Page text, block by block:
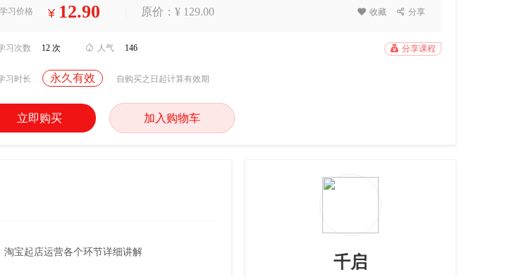
学习价格 ¥ 12.90 原价：¥ 129.00  收藏  分享
习次数 12 次  人气 146  分享课程
习时长 永久有效 自购买之日起计算有效期
立即购买 加入购物车
宝起店运营各个环节详细讲解
千启